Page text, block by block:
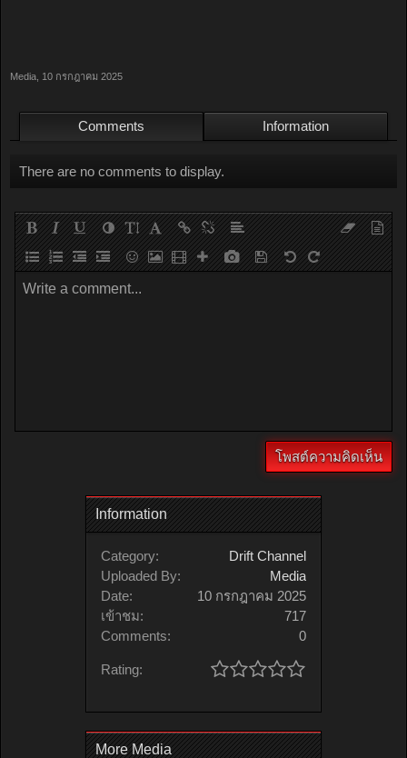
Media 10 กรกฎาคม 2025
Comments Information
There are no comments to display.
Write a comment...
Information
Category:
Drift Channel
Uploaded By:
Media
Date:
10 กรกฎาคม 2025
เข้าชม:
717
Comments:
0
Rating:
More Media